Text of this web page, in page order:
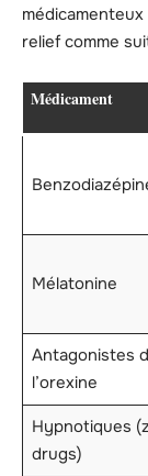
relief comme
Médicament
Mélatonine
Antagonistes
l’orexine
Hypnotiques
drugs)